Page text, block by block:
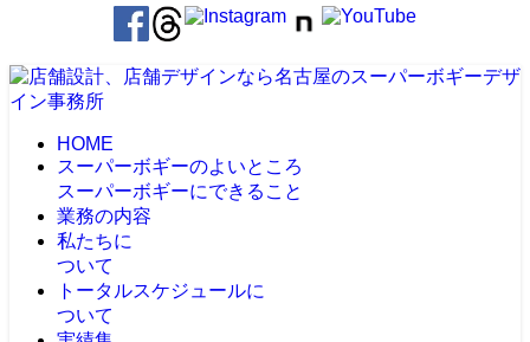
HOME
スーパーボギーのよいところ
スーパーボギーにできること
業務の内容
私たちに
ついて
トータルスケジュールに
ついて